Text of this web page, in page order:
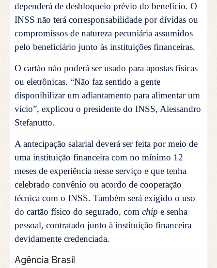
dependerá de desbloqueio prévio do benefício. O
INSS não terá corresponsabilidade por dívidas ou
compromissos de natureza pecuniária assumidos
pelo beneficiário junto às instituições financeiras.
O cartão não poderá ser usado para apostas físicas
ou eletrônicas. “Não faz sentido a gente
disponibilizar um adiantamento para alimentar um
vício”, explicou o presidente do INSS, Alessandro
Stefanutto.
A antecipação salarial deverá ser feita por meio de
uma instituição financeira com no mínimo 12
meses de experiência nesse serviço e que tenha
celebrado convênio ou acordo de cooperação
técnica com o INSS. Também será exigido o uso
do cartão físico do segurado, com chip e senha
pessoal, contratado junto à instituição financeira
devidamente credenciada.
Agência Brasil